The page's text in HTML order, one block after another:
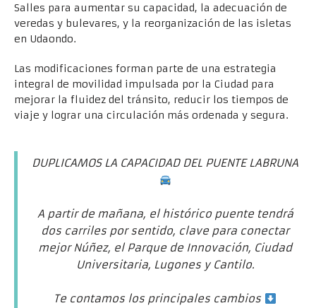
Salles para aumentar su capacidad, la adecuación de
veredas y bulevares, y la reorganización de las isletas
en Udaondo.
Las modificaciones forman parte de una estrategia
integral de movilidad impulsada por la Ciudad para
mejorar la fluidez del tránsito, reducir los tiempos de
viaje y lograr una circulación más ordenada y segura.
DUPLICAMOS LA CAPACIDAD DEL PUENTE LABRUNA
A partir de mañana, el histórico puente tendrá
dos carriles por sentido, clave para conectar
mejor Núñez, el Parque de Innovación, Ciudad
Universitaria, Lugones y Cantilo.
Te contamos los principales cambios